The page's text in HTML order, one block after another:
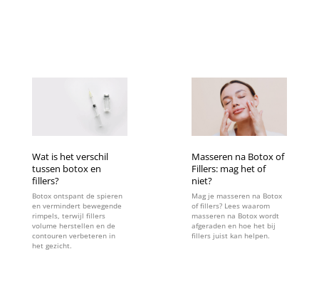
Wat is het verschil
tussen botox en
fillers?
Botox ontspant de spieren
en vermindert bewegende
rimpels, terwijl fillers
volume herstellen en de
contouren verbeteren in
het gezicht.
Masseren na Botox of
Fillers: mag het of
niet?
Mag je masseren na Botox
of fillers? Lees waarom
masseren na Botox wordt
afgeraden en hoe het bij
fillers juist kan helpen.